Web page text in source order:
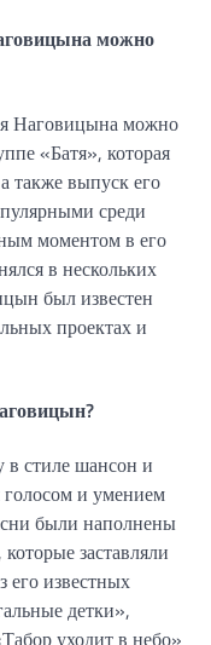
можно
Наговицына можно
«Батя», которая
также выпуск его
среди
моментом в его
в нескольких
был известен
проектах и
стиле шансон и
и умением
были наполнены
заставляли
его известных
детки»,
уходит в небо»